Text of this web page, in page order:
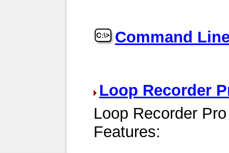
Command
Loop Recorder
Loop Recorder
Features: